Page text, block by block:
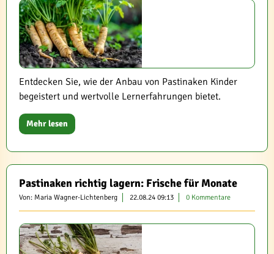
Entdecken Sie, wie der Anbau von Pastinaken Kinder
begeistert und wertvolle Lernerfahrungen bietet.
Mehr lesen
Pastinaken richtig lagern: Frische für Monate
Von: Maria Wagner-Lichtenberg 22.08.24 09:13 0 Kommentare